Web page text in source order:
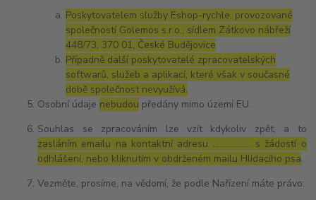
Poskytovatelem služby Eshop-rychle, provozované
společností Golemos s.r.o., sídlem Zátkovo nábřeží
448/73, 370 01, České Budějovice
Případně další poskytovatelé zpracovatelských
softwarů, služeb a aplikací, které však v současné
době společnost nevyužívá.
Osobní údaje nebudou předány mimo území EU.
Souhlas se zpracováním lze vzít kdykoliv zpět, a to
zasláním emailu na kontaktní adresu ..……………. s žádostí o
odhlášení, nebo kliknutím v obdrženém mailu Hlídacího psa.
Vezměte, prosíme, na vědomí, že podle Nařízení máte právo: